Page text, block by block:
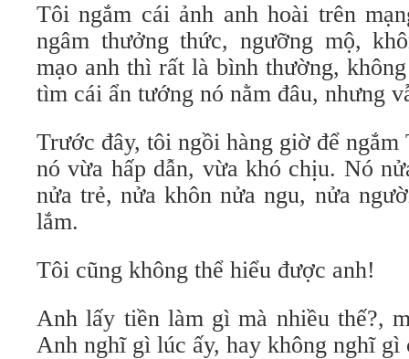
Tôi ngắm cái ảnh anh hoài trên
ngâm thưởng thức, ngưỡng mộ,
mạo anh thì rất là bình thường,
tìm cái ẩn tướng nó nằm đâu, nhưng
Trước đây, tôi ngồi hàng giờ để
nó vừa hấp dẫn, vừa khó chịu. Nó
nửa trẻ, nửa khôn nửa ngu, nửa
lắm.
Tôi cũng không thể hiểu được anh!
Anh lấy tiền làm gì mà nhiều thế?,
Anh nghĩ gì lúc ấy, hay không nghĩ gì